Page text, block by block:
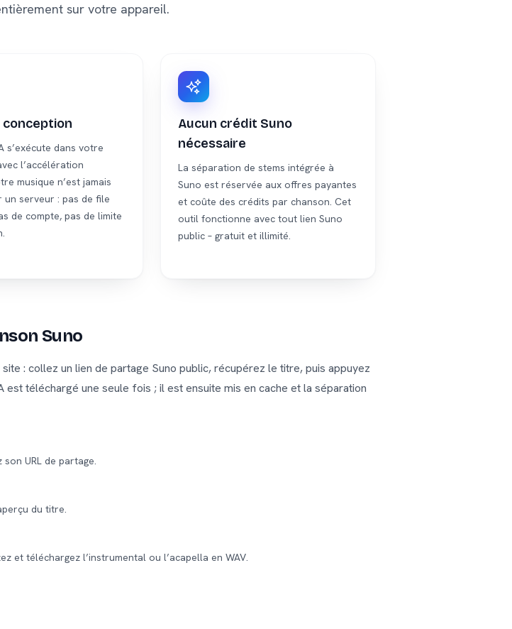
sur votre appareil.
conception
s’exécute dans votre
l’accélération
musique n’est jamais
un serveur : pas de file
de compte, pas de limite
Aucun crédit Suno
nécessaire
La séparation de stems intégrée à
Suno est réservée aux offres payantes
et coûte des crédits par chanson. Cet
outil fonctionne avec tout lien Suno
public – gratuit et illimité.
Suno
: collez un lien de partage Suno public, récupérez le titre, puis appuyez
téléchargé une seule fois ; il est ensuite mis en cache et la séparation
URL de partage.
du titre.
et téléchargez l’instrumental ou l’acapella en WAV.